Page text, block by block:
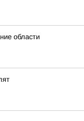
области